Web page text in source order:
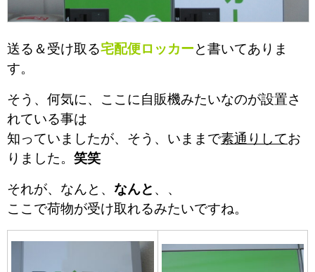
送る＆受け取る宅配便ロッカーと書いてありま
す。
そう、何気に、 ここに自販機みたいなのが設置さ
れている事は
知っていましたが、そう、いままで素通りしてお
りました。 笑笑
それが、なんと、 なんと 、、
ここで荷物が受け取れるみたいですね。